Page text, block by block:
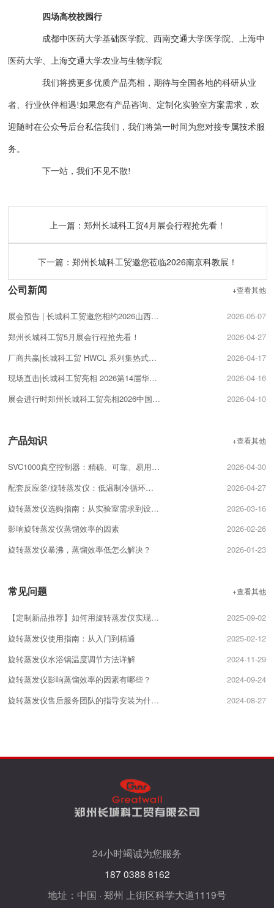
四场高校校园行
成都中医药大学基础医学院、西南交通大学医学院、上海中
医药大学、上海交通大学农业与生物学院
我们将携更多优质产品亮相，期待与全国各地的科研从业
者、行业伙伴相遇!如果您有产品咨询、定制化实验室方案需求，欢
迎随时在公众号后台私信我们，我们将第一时间为您对接专属技术服
务。
下一站，我们不见不散!
上一篇： 郑州长城科工贸4月展会行程抢先看！
下一篇： 郑州长城科工贸邀您莅临2026南京科教展！
+查看其他
公司新闻
2026-05-07
展会预告 | 长城科工贸邀您相约2026山西科学仪器及实验室装备展览会！
2026-04-27
郑州长城科工贸5月展会行程抢先看！
2026-04-17
厂商共赢|长城科工贸 HWCL 系列集热式磁力搅拌浴促销活动开启!
2026-04-16
现场直击|长城科工贸亮相 2026第14届华中科教仪器展!
2026-04-10
展会进行时郑州长城科工贸亮相2026中国（南京）国际科教技术及装备博览会！
+查看其他
产品知识
2026-04-30
SVC1000真空控制器：精确、可靠、易用的真空控制解决方案
2026-04-27
配套反应釜/旋转蒸发仪：低温制冷循环器的选型匹配技巧
2026-03-16
旋转蒸发仪选购指南：从实验室需求到设备配置的关键要点
2026-02-26
影响旋转蒸发仪蒸馏效率的因素
2026-01-23
旋转蒸发仪暴沸，蒸馏效率低怎么解决？
+查看其他
常见问题
2025-09-02
【定制新品推荐】如何用旋转蒸发仪实现精准分馏？
2025-02-12
旋转蒸发仪使用指南：从入门到精通
2024-11-29
旋转蒸发仪水浴锅温度调节方法详解
2024-09-24
旋转蒸发仪影响蒸馏效率的因素有哪些？
2024-08-27
旋转蒸发仪售后服务团队的指导安装为什么很重要？
24小时竭诚为您服务
187 0388 8162
地址：中国 · 郑州 上街区科学大道1119号